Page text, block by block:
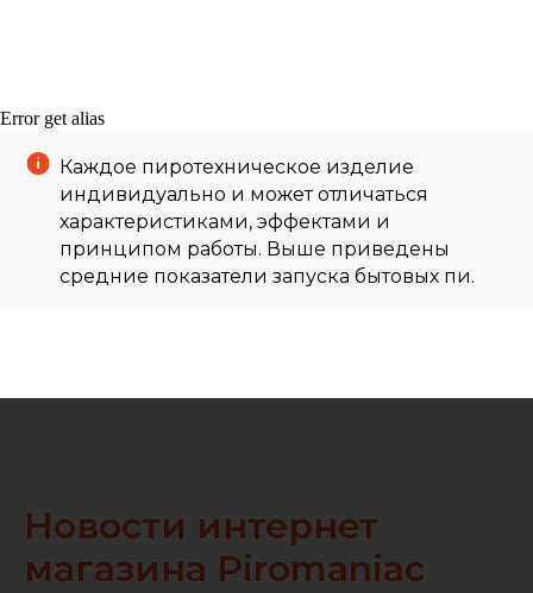
Error get alias
Каждое пиротехническое изделие
индивидуально и может отличаться
характеристиками, эффектами и
принципом работы. Выше приведены
средние показатели запуска бытовых пи.
Новости интернет
магазина Piromaniac